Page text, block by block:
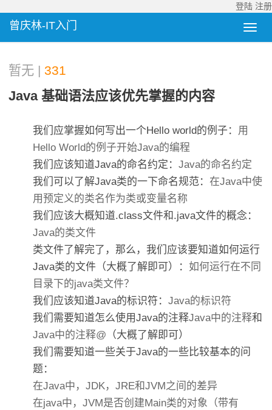
登陆 注册
曾庆林-IT入门
暂无 |331
Java 基础语法应该优先掌握的内容
我们应掌握如何写出一个Hello world的例子： 用
Hello World的例子开始Java的编程
我们应该知道Java的命名约定：Java的命名约定
我们可以了解Java类的一下命名规范：在Java中使
用预定义的类名作为类或变量名称
我们应该大概知道.class文件和.java文件的概念：
Java的类文件
类文件了解完了，那么，我们应该要知道如何运行
Java类的文件（大概了解即可）：如何运行在不同
目录下的java类文件？
我们应该知道Java的标识符：Java的标识符
我们需要知道怎么使用Java的注释Java中的注释和
Java中的注释@ （大概了解即可）
我们需要知道一些关于Java的一些比较基本的问
题：
在Java中，JDK，JRE和JVM之间的差异
在java中，JVM是否创建Main类的对象（带有